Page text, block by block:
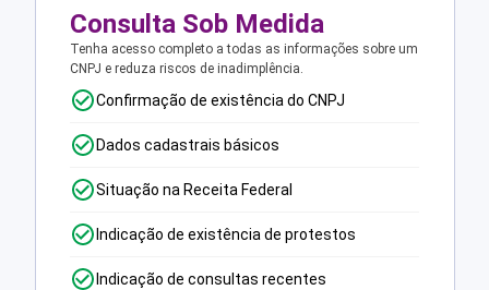
Consulta Sob Medida
Tenha acesso completo a todas as informações sobre um
CNPJ e reduza riscos de inadimplência.
Confirmação de existência do CNPJ
Dados cadastrais básicos
Situação na Receita Federal
Indicação de existência de protestos
Indicação de consultas recentes